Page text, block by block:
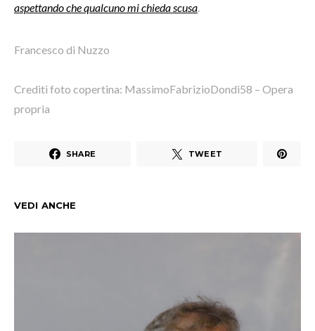
aspettando che qualcuno mi chieda scusa.
Francesco di Nuzzo
Crediti foto copertina: MassimoFabrizioDondi58 – Opera
propria
SHARE TWEET
VEDI ANCHE